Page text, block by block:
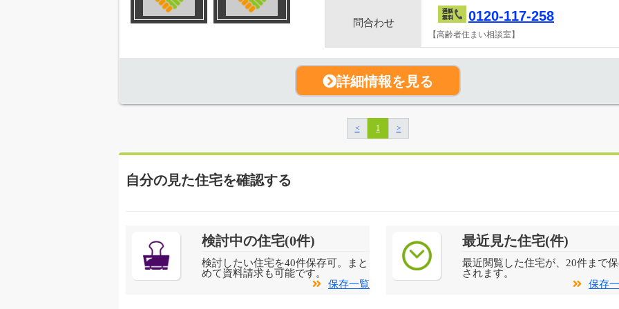
問合わせ 0120-117-258
【高齢者住まい相談室】
詳細情報を見る
< 1 >
自分の見た住宅を確認する
検討中の住宅(0件)
検討したい住宅を40件保存可。まと
めて資料請求も可能です。
保存一覧
最近見た住宅(件)
最近閲覧した住宅が、20件まで
されます。
保存